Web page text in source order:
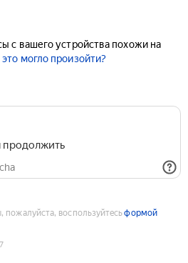
с вашего устройства похожи на
могло произойти?
пожалуйста, воспользуйтесьформой